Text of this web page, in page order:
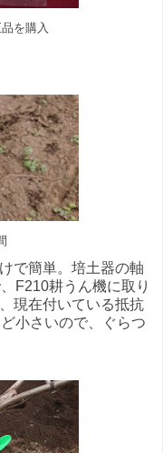
を購入
で簡単。培土器の軸
F210耕うん機に取り
現在付いている抵抗
小さいので、ぐらつ